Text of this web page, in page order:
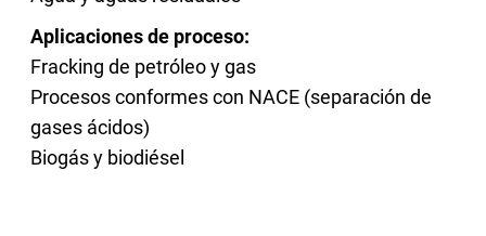
Aplicaciones de proceso:
Fracking de petróleo y gas
Procesos conformes con NACE (separación de
gases ácidos)
Biogás y biodiésel